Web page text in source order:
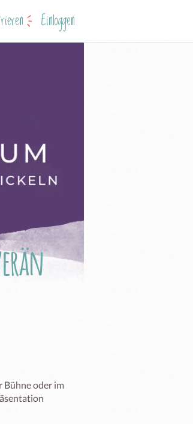
Einloggen
Bühne oder im